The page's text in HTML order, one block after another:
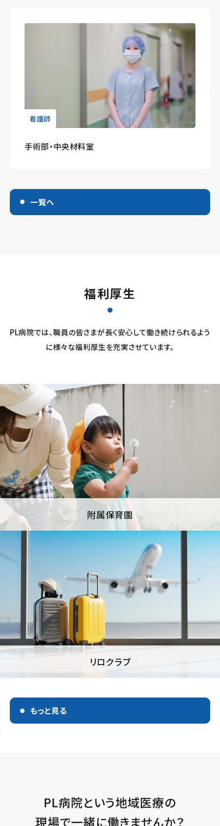
看護師
手術部・中央材料室
一覧へ
福利厚生
PL病院では、職員の皆さまが長く安心して働き続けられるよう
に様々な福利厚生を充実させています。
附属保育園
リロクラブ
もっと見る
PL病院という地域医療の
現場で一緒に働きませんか？